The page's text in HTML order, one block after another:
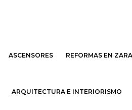
página
ASCENSORES REFORMAS EN
ARQUITECTURA E INTERIORISMO